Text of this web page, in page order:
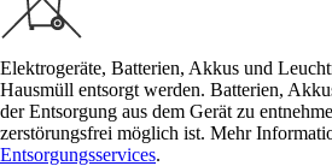
Elektrogeräte, Batterien, Akkus und
Hausmüll entsorgt werden. Batterien,
der Entsorgung aus dem Gerät zu
zerstörungsfrei möglich ist. Mehr
Entsorgungsservices.